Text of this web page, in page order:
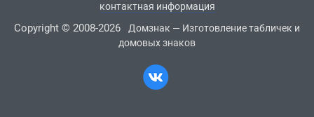
контактная информация
Copyright © 2008-2026
Домзнак — Изготовление табличек и
домовых знаков